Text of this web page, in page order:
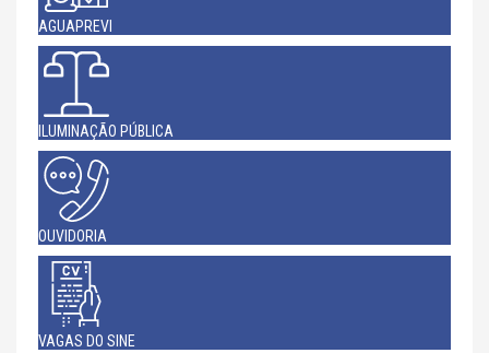
AGUAPREVI
ILUMINAÇÃO PÚBLICA
OUVIDORIA
VAGAS DO SINE